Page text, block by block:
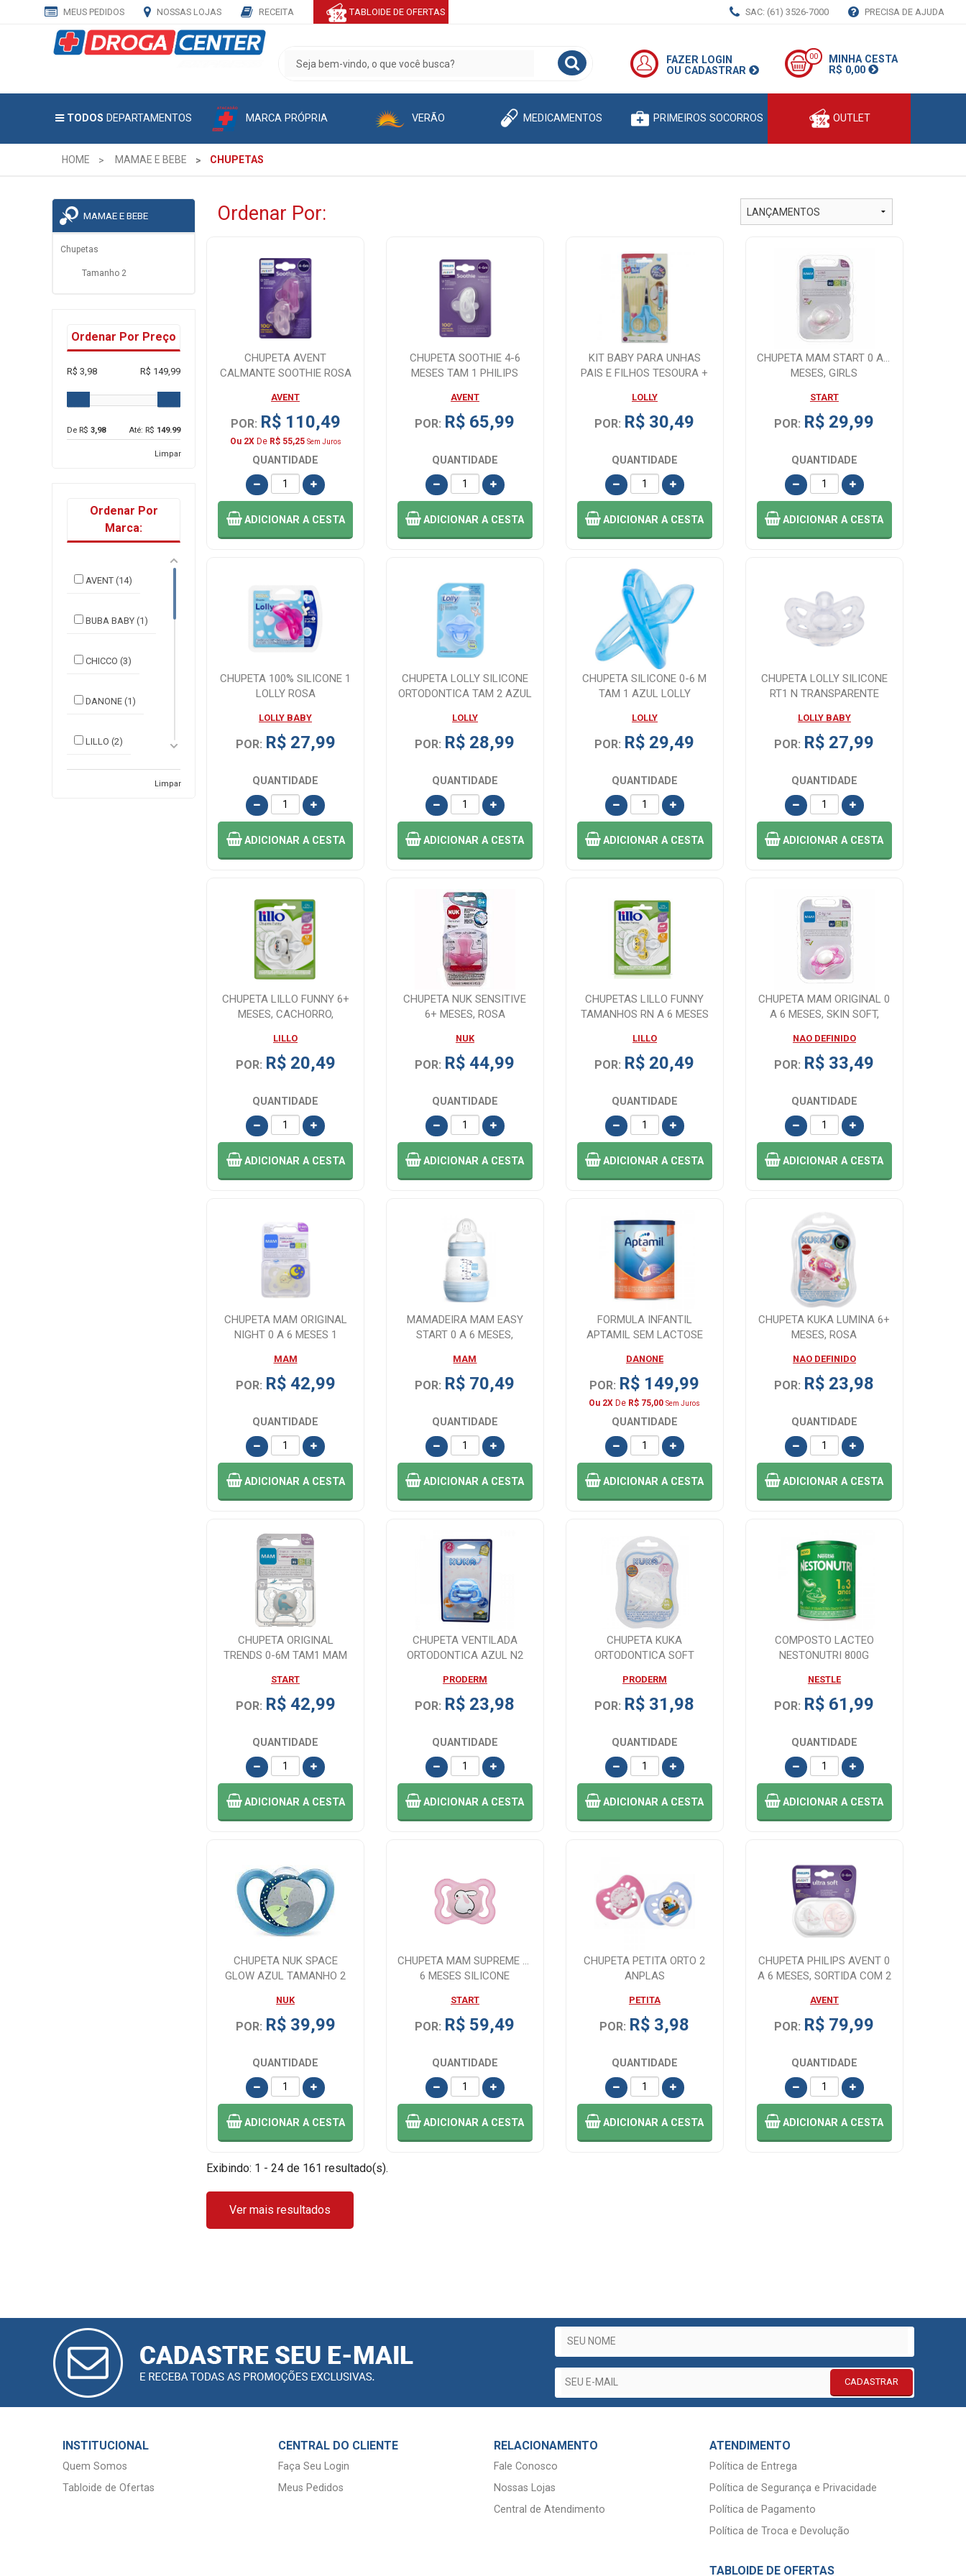
MEUS PEDIDOS NOSSAS LOJAS RECEITA TABLOIDE DE OFERTAS SAC: (61) 3526-7000 PRECISA DE AJUDA
FAZER LOGIN
OU CADASTRAR
00
MINHA CESTA
R$ 0,00
TODOS DEPARTAMENTOS MARCA PRÓPRIA VERÃO MEDICAMENTOS PRIMEIROS SOCORROS OUTLET
HOME MAMAE E BEBE CHUPETAS
MAMAE E BEBE
Chupetas
Tamanho 2
Ordenar Por Preço
R$ 3,98 R$ 149,99
De R$ 3,98 Até: R$ 149.99
Limpar
Ordenar Por
Marca:
AVENT (14)
BUBA BABY (1)
CHICCO (3)
DANONE (1)
LILLO (2)
Limpar
Ordenar Por:
CHUPETA AVENT
CALMANTE SOOTHIE ROSA
AVENT
POR: R$ 110,49
Ou 2XDe R$ 55,25 Sem Juros
QUANTIDADE
ADICIONAR A CESTA
CHUPETA SOOTHIE 4-6
MESES TAM 1 PHILIPS
AVENT
POR: R$ 65,99
QUANTIDADE
ADICIONARA CESTA
KIT BABY PARA UNHAS
PAIS E FILHOS TESOURA +
LOLLY
POR: R$ 30,49
QUANTIDADE
ADICIONARA CESTA
CHUPETA MAM START 0 A 2
MESES, GIRLS
START
POR: R$ 29,99
QUANTIDADE
ADICIONARA CESTA
CHUPETA 100% SILICONE 1
LOLLY ROSA
LOLLY BABY
POR: R$ 27,99
QUANTIDADE
ADICIONAR A CESTA
CHUPETA LOLLY SILICONE
ORTODONTICA TAM 2 AZUL
LOLLY
POR: R$ 28,99
QUANTIDADE
ADICIONARA CESTA
CHUPETA SILICONE 0-6 M
TAM 1 AZUL LOLLY
LOLLY
POR: R$ 29,49
QUANTIDADE
ADICIONARA CESTA
CHUPETA LOLLY SILICONE
RT1 N TRANSPARENTE
LOLLY BABY
POR: R$ 27,99
QUANTIDADE
ADICIONARA CESTA
CHUPETA LILLO FUNNY 6+
MESES, CACHORRO,
LILLO
POR: R$ 20,49
QUANTIDADE
ADICIONAR A CESTA
CHUPETA NUK SENSITIVE
6+ MESES, ROSA
NUK
POR: R$ 44,99
QUANTIDADE
ADICIONARA CESTA
CHUPETAS LILLO FUNNY
TAMANHOS RN A 6 MESES
LILLO
POR: R$ 20,49
QUANTIDADE
ADICIONARA CESTA
CHUPETA MAM ORIGINAL 0
A 6 MESES, SKIN SOFT,
NAO DEFINIDO
POR: R$ 33,49
QUANTIDADE
ADICIONARA CESTA
CHUPETA MAM ORIGINAL
NIGHT 0 A 6 MESES 1
MAM
POR: R$ 42,99
QUANTIDADE
ADICIONAR A CESTA
MAMADEIRA MAM EASY
START 0 A 6 MESES,
MAM
POR: R$ 70,49
QUANTIDADE
ADICIONARA CESTA
FORMULA INFANTIL
APTAMIL SEM LACTOSE
DANONE
POR: R$ 149,99
Ou 2X De R$ 75,00 Sem Juros
QUANTIDADE
ADICIONARA CESTA
CHUPETA KUKA LUMINA 6+
MESES, ROSA
NAO DEFINIDO
POR: R$ 23,98
QUANTIDADE
ADICIONARA CESTA
CHUPETA ORIGINAL
TRENDS 0-6M TAM1 MAM
START
POR: R$ 42,99
QUANTIDADE
ADICIONAR A CESTA
CHUPETA VENTILADA
ORTODONTICA AZUL N2
PRODERM
POR: R$ 23,98
QUANTIDADE
ADICIONARA CESTA
CHUPETA KUKA
ORTODONTICA SOFT
COM 1...
PRODERM
POR: R$ 31,98
QUANTIDADE
ADICIONARA CESTA
COMPOSTO LACTEO
NESTONUTRI 800G
NESTLE
POR: R$ 61,99
QUANTIDADE
ADICIONARA CESTA
CHUPETA NUK SPACE
GLOW AZUL TAMANHO 2
NUK
POR: R$ 39,99
QUANTIDADE
ADICIONAR A CESTA
CHUPETA MAM SUPREME 0-
6 MESES SILICONE
START
POR: R$ 59,49
QUANTIDADE
ADICIONARA CESTA
CHUPETA PETITA ORTO 2
ANPLAS
PETITA
POR: R$ 3,98
QUANTIDADE
ADICIONARA CESTA
CHUPETA PHILIPS AVENT 0
A 6 MESES, SORTIDA COM 2
AVENT
POR: R$ 79,99
QUANTIDADE
ADICIONARA CESTA
Exibindo: 1 - 24 de 161 resultado(s).
Ver mais resultados
CADASTRE
MAIL
E
EXCLUSIVAS.
CADASTRAR
E-MAIL
CADASTRAR
INSTITUCIONAL
Quem Somos
Tabloide de Ofertas
CENTRAL DO CLIENTE
Faça Seu Login
Meus Pedidos
RELACIONAMENTO
Fale Conosco
Nossas Lojas
Central de Atendimento
ATENDIMENTO
Política de Entrega
Política de Segurança e Privacidade
Política de Pagamento
Política de Troca e Devolução
TABLOIDE DE OFERTAS